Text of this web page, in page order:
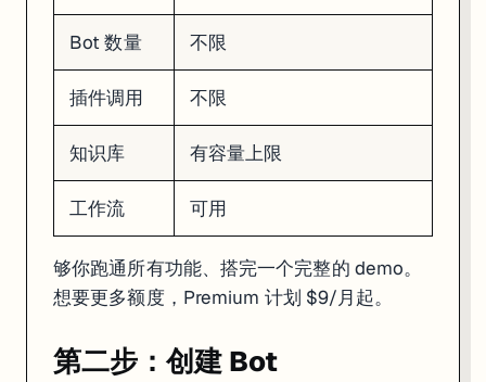
好的 Persona 三要素： 角色明确、任务清晰、格式固定
第四步：添加插件
左侧面板点Plugins，搜索你需要的能力：
Web Search：让 Bot 能搜索实时信息
Image Generator
：让 Bot 能画图
Code Interpreter ：让 Bot 能跑 Python 代码
先加一个 Web Search，这样你的 Bot 就不限于训练数据了。
Bot 数量 不限
插件调用 不限
知识库 有容量上限
工作流 可用
够你跑通所有功能、搭完一个完整的 demo。
想要更多额度，Premium 计划 $9/月起。
第二步：创建 Bot